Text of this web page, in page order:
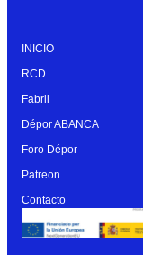
INICIO
RCD
Fabril
Dépor ABANCA
Foro Dépor
Patreon
Contacto